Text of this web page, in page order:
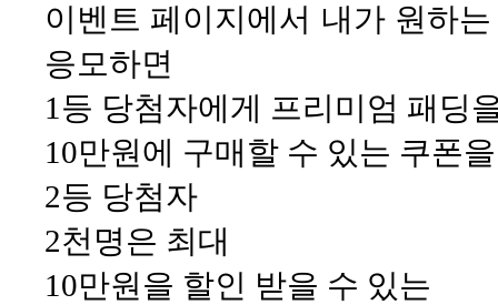
이벤트 페이지에서 내가 원하
응모하면
1등 당첨자에게 프리미엄 패딩
10만원에 구매할 수 있는 쿠폰
2등 당첨자
2천명은 최대
10만원을 할인 받을 수 있는